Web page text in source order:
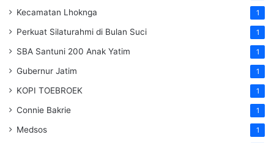
Kecamatan Lhoknga 1
Perkuat Silaturahmi di Bulan Suci 1
SBA Santuni 200 Anak Yatim 1
Gubernur Jatim 1
KOPI TOEBROEK 1
Connie Bakrie 1
Medsos 1